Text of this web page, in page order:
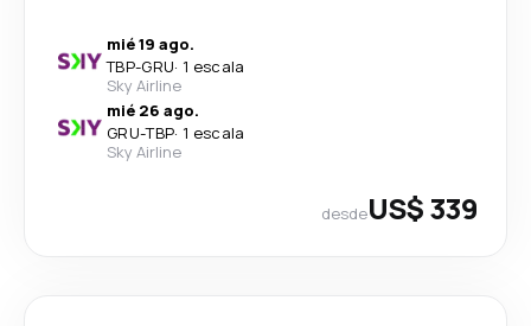
mié 19 ago.
TBP-GRU· 1 escala
Sky Airline
mié 26 ago.
GRU-TBP· 1 escala
Sky Airline
desdeUS$ 339